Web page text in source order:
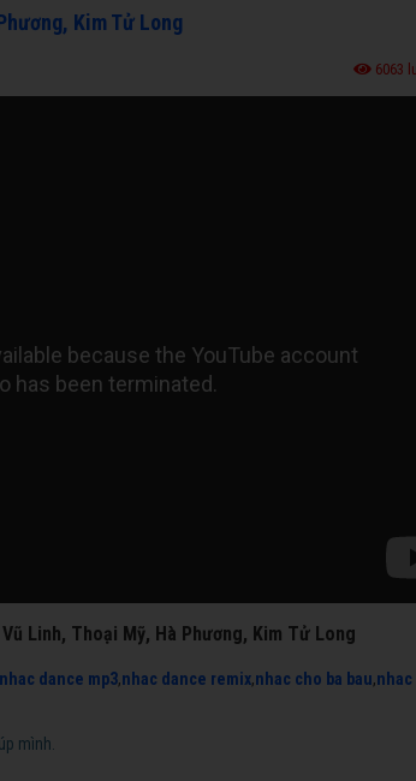
Kim Tử Long
6063
Linh, Thoại Mỹ, Hà Phương, Kim Tử Long
nhac dance mp3,nhac dance remix,nhac cho ba bau,
mình.